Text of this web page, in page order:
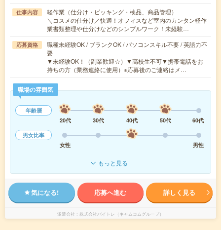
仕事内容
軽作業（仕分け・ピッキング・検品、商品管理）
＼コスメの仕分け／快適！オフィスなど室内のカンタン軽作
業書類整理や仕分けなどのシンプルワーク！未経験…
応募資格
職種未経験OK / ブランクOK / パソコンスキル不要 / 英語力不
要
▼未経験OK！（副業歓迎☆）▼高校生不可▼携帯電話をお
持ちの方（業務連絡に使用）※応募後のご連絡はメ…
職場の雰囲気
年齢層
20代
30代 40代 50代
60代
男女比率
女性
男性
もっと見る
気になる! 応募へ進む 詳しく見る
派遣会社 株式会社バイトレ（キャムコムグループ）